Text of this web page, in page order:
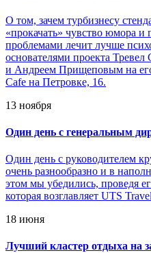
О том, зачем турбизнесу
«прокачать» чувство юмора
проблемами лечит лучше
основателями проекта
и Андреем Прищеповым на
Cafe на Петровке, 16.
13 ноября
Один день с генеральным
Один день с руководителем
очень разнообразно и в
этом мы убедились, проведя
которая возглавляет UTS
18 июня
Лучший кластер отдыха на